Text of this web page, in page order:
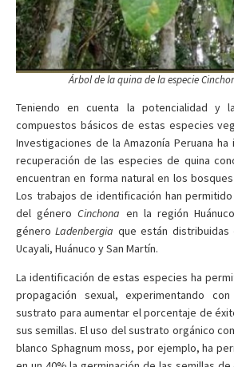
Árbol de la quina de la especie
Teniendo en cuenta la potencialidad y
compuestos básicos de estas especies
Investigaciones de la Amazonía Peruana
recuperación de las especies de quina
encuentran en forma natural en los
Los trabajos de identificación han
del géneroCinchona en la región
géneroLadenbergia que están
Ucayali, Huánuco y San Martín.
La identificación de estas especies ha
propagación sexual, experimentando
sustrato para aumentar el porcentaje de
sus semillas. El uso del sustrato orgánico
blanco Sphagnum moss, por ejemplo, ha